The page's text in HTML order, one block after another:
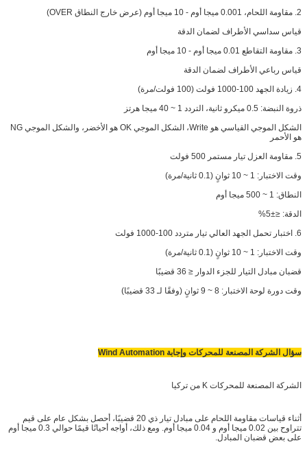
2. مقاومة اللحام، 0.001 ميجا أوم - 10 ميجا أوم (عرض خارج النطاق OVER)
قياس سداسي الأطراف لضمان الدقة
3. مقاومة التقاطع 0.01 ميجا أوم - 10 ميجا أوم
قياس رباعي الأطراف لضمان الدقة
4. زيادة الجهد 100-1000 فولت (100 فولت/مرة)
ذروة النبضة: 0.5 ميكرو ثانية، التردد 1 ~ 40 ميجا هرتز
الشكل الموجي القياسي هو Write، الشكل الموجي OK هو الأخضر، والشكل الموجي NG
هو الأحمر
5. مقاومة العزل تيار مستمر 500 فولت
وقت الاختبار: 1 ~ 10 ثوانٍ (0.1 ثانية/مرة)
النطاق: 1 ~ 500 ميجا أوم
الدقة: ≤±5%
6. اختبار تحمل الجهد العالي تيار متردد 100-1000 فولت
وقت الاختبار: 1 ~ 10 ثوانٍ (0.1 ثانية/مرة)
قضبان مبادل التيار للجزء الدوار ≤ 36 قضيبًا
وقت دورة لوحة الاختبار: 8 ~ 9 ثوانٍ (وفقًا لـ 33 قضيبًا)
سؤال الشركة المصنعة للمحركات وإجابة Wind Automation
الشركة المصنعة للمحركات K من تركيا
أثناء قياسات مقاومة اللحام على مبادل تيار ذي 20 قضيبًا، أحصل بشكل عام على قيم
تتراوح بين 0.02 ميجا أوم و 0.04 ميجا أوم. ومع ذلك، أواجه أحيانًا قيمًا حوالي 0.3 ميجا أوم
على بعض قضبان المبادل.